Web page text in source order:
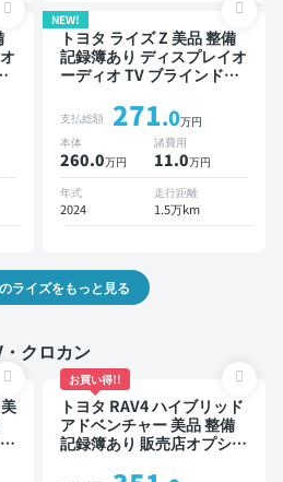
NEW!
トヨタ ライズ Z 美品 整備
記録簿あり ディスプレイオ
ーディオ TV ブラインドス
ーズ スマートキー ETC バ
ックモニター 全方位カメラ
ドライブレコーダー 衝突軽
減
支払総額 271.0万円
本体
260.0万円
諸費用
11.0万円
年式
2024
走行距離
1.5万km
ライズをもっと見る
クロカン
お買い得!!
トヨタ RAV4 ハイブリッド
アドベンチャー 美品 整備
記録簿あり 販売店オプショ